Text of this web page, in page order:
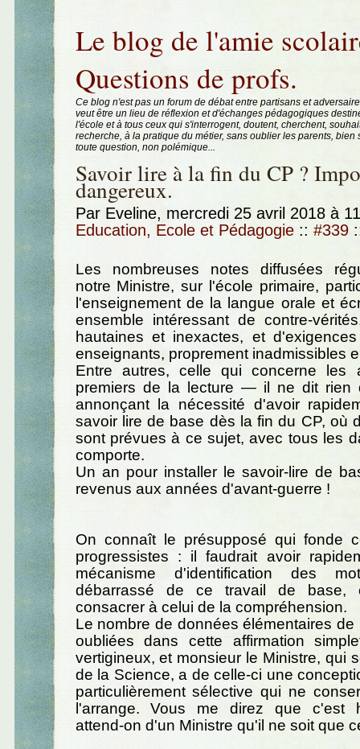
Le blog de l'amie
Questions de profs.
Ce blog n'est pas un forum de débat entre partisans et
veut être un lieu de réflexion et d'échanges pédagogiques
l'école et à tous ceux qui s'interrogent, doutent, cherchent,
recherche, à la pratique du métier, sans oublier les parents, bien
toute question, non polémique...
Savoir lire à la fin du CP ?
dangereux.
Par Eveline, mercredi 25 avril 2018 à
Education, Ecole et Pédagogie :: #339
Les nombreuses notes diffusées
notre Ministre, sur l'école primaire,
l'enseignement de la langue orale et
ensemble intéressant de contre-
hautaines et inexactes, et
enseignants, proprement inadmissibles
Entre autres, celle qui concerne les
premiers de la lecture — il ne dit rien
annonçant la nécessité d'avoir
savoir lire de base dès la fin du CP, où
sont prévues à ce sujet, avec tous les
comporte.
Un an pour installer le savoir-lire de
revenus aux années d'avant-guerre !
On connaît le présupposé qui fonde
progressistes : il faudrait avoir
mécanisme d'identification des
débarrassé de ce travail de base,
consacrer à celui de la compréhension.
Le nombre de données élémentaires
oubliées dans cette affirmation
vertigineux, et monsieur le Ministre, qui
de la Science, a de celle-ci une
particulièrement sélective qui ne
l'arrange. Vous me direz que c'est
attend-on d'un Ministre qu'il ne soit que